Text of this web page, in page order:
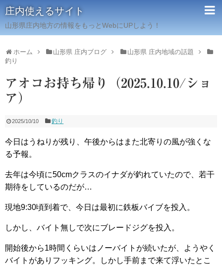
庄内使えるサイト
山形県庄内地方の情報をもっとWebにUPしよう！
ホーム 山形県 庄内ブログ
山形県 庄内地域の話題
釣り
アオコお持ち帰り（2025.10.10/ショ
ア）
2025/10/10 釣り
今日はうねりが残り、午後からはまた北寄りの風が強くな
る予報。
去年は今頃に50cmクラスのイナダが釣れていたので、若干
期待をしているのだが…
現地9:30頃到着で、今日は最初に鉄板バイブを投入。
しかし、バイト無しで次にブレードジグを投入。
開始後から1時間くらいはノーバイトが続いたが、ようやく
バイトがありフッキング。しかし手前まで来て浮いたとこ